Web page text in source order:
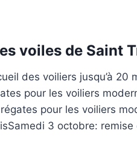
voiles de Saint
des voiliers jusqu’à 20
pour les voiliers
pour les voiliers
3 octobre: remise